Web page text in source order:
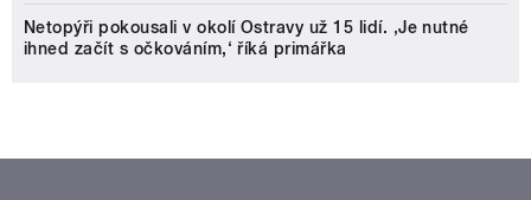
Netopýři pokousali v okolí Ostravy už 15 lidí. ‚Je nutné
ihned začít s očkováním,‘ říká primářka